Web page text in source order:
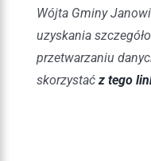
Wójta Gminy
uzyskania
przetwarzaniu
skorzystaćz tego